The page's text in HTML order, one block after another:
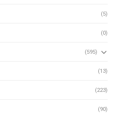
(5)
(0)
(595)
(13)
(223)
(90)